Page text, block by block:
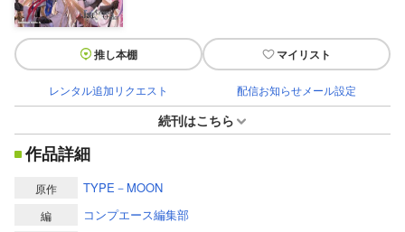
推し本棚 マイリスト
レンタル追加リクエスト 配信お知らせメール設定
続刊はこちら
作品詳細
原作 TYPE－MOON
編 コンプエース編集部